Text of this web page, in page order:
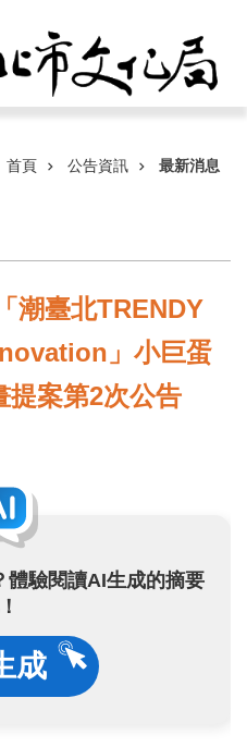
首頁 公告資訊 最新消息
潮臺北TRENDY
」小巨蛋
提案第2次公告
體驗閱讀AI生成的摘要
成